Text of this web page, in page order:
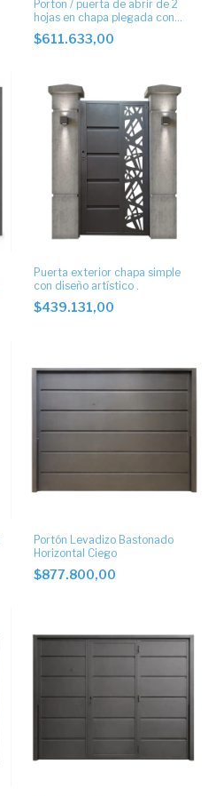
Porton / puerta de abrir de 2
hojas en chapa plegada con
postigo inferior.
$611.633,00
Puerta exterior chapa simple
con diseño artístico .
$439.131,00
Portón Levadizo Bastonado
Horizontal Ciego
$877.800,00